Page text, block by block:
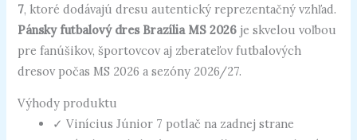
7, ktoré dodávajú dresu autentický reprezentačný vzhľad.
Pánsky futbalový dres Brazília MS 2026 je skvelou voľbou
pre fanúšikov, športovcov aj zberateľov futbalových
dresov počas MS 2026 a sezóny 2026/27.
Výhody produktu
✓ Vinícius Júnior 7 potlač na zadnej strane